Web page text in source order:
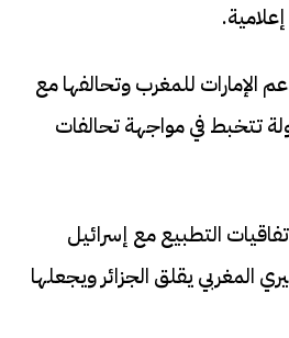
الإمارات للمغرب وتحالفها مع
تتخبط في مواجهة تحالفات
التطبيع مع إسرائيل
المغربي يقلق الجزائر ويجعلها